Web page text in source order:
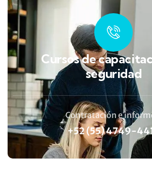
Cursos de
seguridad
Contratación e
+52 (55) 4749-